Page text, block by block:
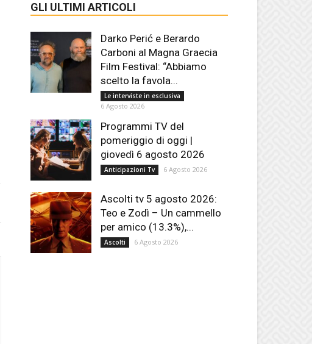
GLI ULTIMI ARTICOLI
Darko Perić e Berardo
Carboni al Magna Graecia
Film Festival: “Abbiamo
scelto la favola...
Le interviste in esclusiva
6 Agosto 2026
Programmi TV del
pomeriggio di oggi |
giovedì 6 agosto 2026
Anticipazioni Tv 6 Agosto 2026
Ascolti tv 5 agosto 2026:
Teo e Zodì – Un cammello
per amico (13.3%),...
Ascolti 6 Agosto 2026